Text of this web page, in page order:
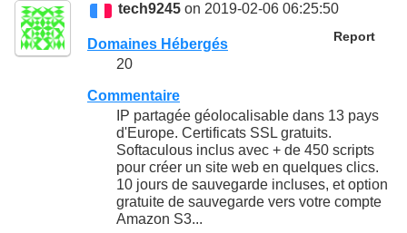
tech9245 on 2019-02-06 06:25:50
Report
Domaines Hébergés
20
Commentaire
IP partagée géolocalisable dans 13 pays
d'Europe. Certificats SSL gratuits.
Softaculous inclus avec + de 450 scripts
pour créer un site web en quelques clics.
10 jours de sauvegarde incluses, et option
gratuite de sauvegarde vers votre compte
Amazon S3...